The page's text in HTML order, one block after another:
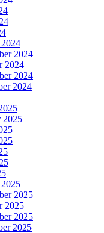
2024
2024
2024
2024
2025
2025
2025
2025
2025